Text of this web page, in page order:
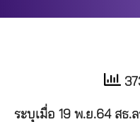
ระบุเมื่อ 19 พ.ย.64 สธ.